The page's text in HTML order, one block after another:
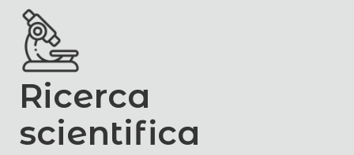
Ricerca
scientifica